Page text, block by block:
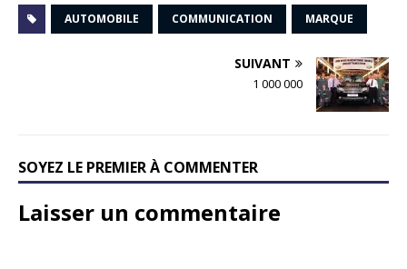
AUTOMOBILE COMMUNICATION MARQUE
SUIVANT
1 000 000
SOYEZ LE PREMIER À COMMENTER
Laisser un commentaire